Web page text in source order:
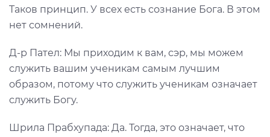
Таков принцип. У всех есть сознание Бога. В этом
нет сомнений.
Д-р Пател: Мы приходим к вам, сэр, мы можем
служить вашим ученикам самым лучшим
образом, потому что служить ученикам означает
служить Богу.
Шрила Прабхупада: Да. Тогда, это означает, что